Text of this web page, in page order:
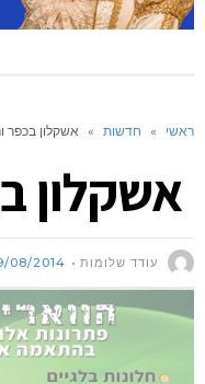
ראשי » חדשות » אשקלון בכפר
אשקלון
עודד שלומות 08/2014